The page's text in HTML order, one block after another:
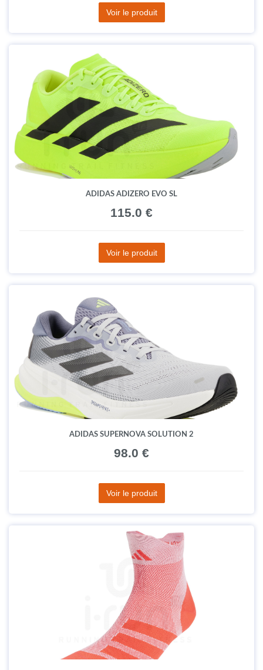
Voir le produit
ADIDAS ADIZERO EVO SL
115.0 €
Voir le produit
ADIDAS SUPERNOVA SOLUTION 2
98.0 €
Voir le produit